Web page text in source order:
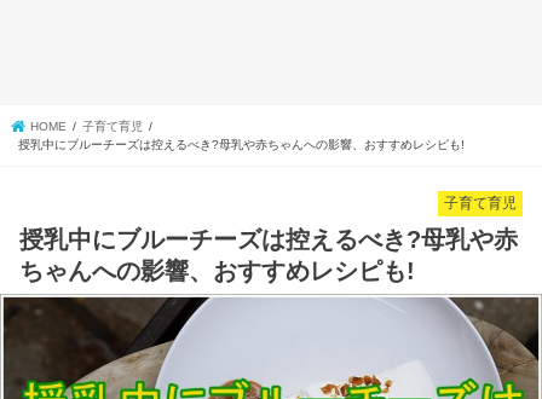
HOME
子育て育児
授乳中にブルーチーズは控えるべき?母乳や赤ちゃんへの影響、おすすめレシピも!
子育て育児
授乳中にブルーチーズは控えるべき?母乳や赤
ちゃんへの影響、おすすめレシピも!